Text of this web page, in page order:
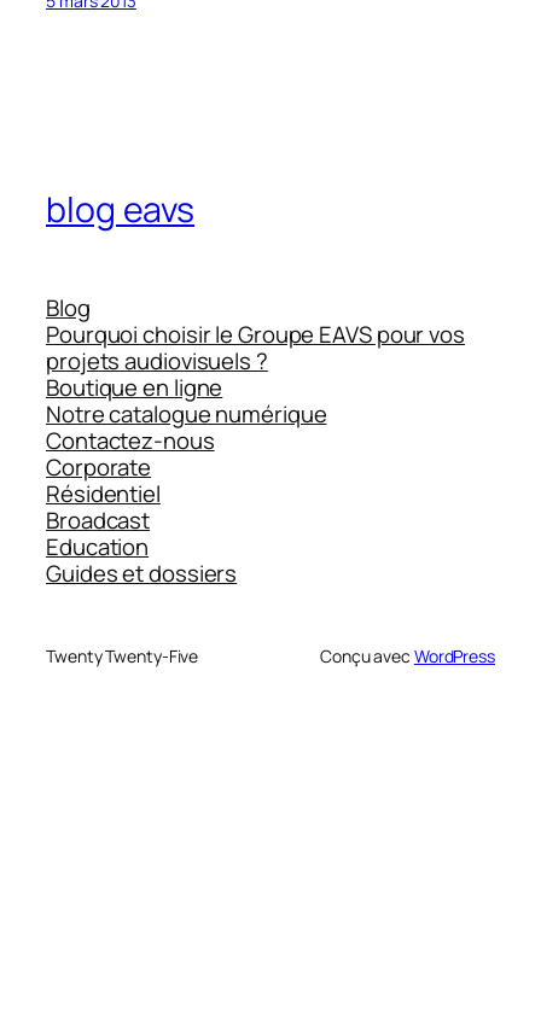
blog eavs
Blog
Pourquoi choisir le Groupe EAVS pour vos
projets audiovisuels ?
Boutique en ligne
Notre catalogue numérique
Contactez-nous
Corporate
Résidentiel
Broadcast
Education
Guides et dossiers
Twenty Twenty-Five Conçu avec WordPress